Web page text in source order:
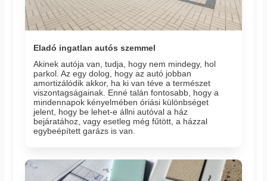
Eladó ingatlan autós szemmel
Akinek autója van, tudja, hogy nem mindegy, hol
parkol. Az egy dolog, hogy az autó jobban
amortizálódik akkor, ha ki van téve a természet
viszontagságainak. Enné talán fontosabb, hogy a
mindennapok kényelmében óriási különbséget
jelent, hogy be lehet-e állni autóval a ház
bejáratához, vagy esetleg még fűtött, a házzal
egybeépített garázs is van.